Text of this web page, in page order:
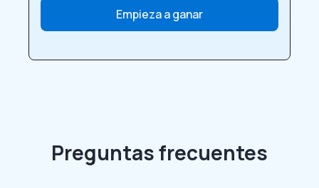
Empieza a ganar
Preguntas frecuentes